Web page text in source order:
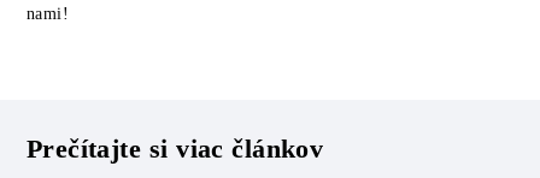
nami!
Prečítajte si viac článkov